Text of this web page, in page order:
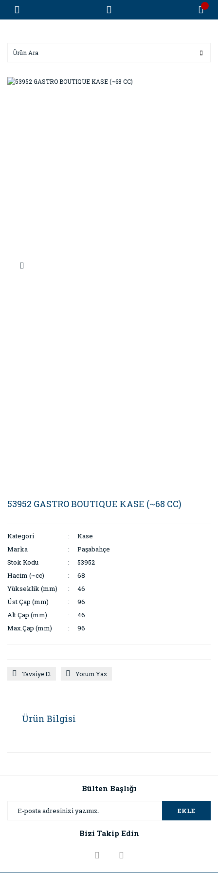
53952 GASTRO BOUTIQUE KASE (~68 CC)
Kategori
Kase
Marka
Paşabahçe
Stok Kodu
53952
Hacim (~cc)
68
Yükseklik (mm)
46
Üst Çap (mm)
96
Alt Çap (mm)
46
Max.Çap (mm)
96
Tavsiye Et Yorum Yaz
Ürün Bilgisi
Bülten Başlığı
EKLE
Bizi Takip Edin